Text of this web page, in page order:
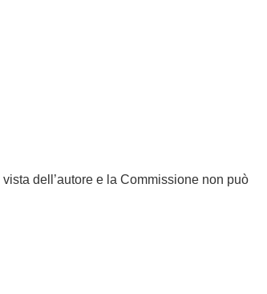
dell’autore e la Commissione non può